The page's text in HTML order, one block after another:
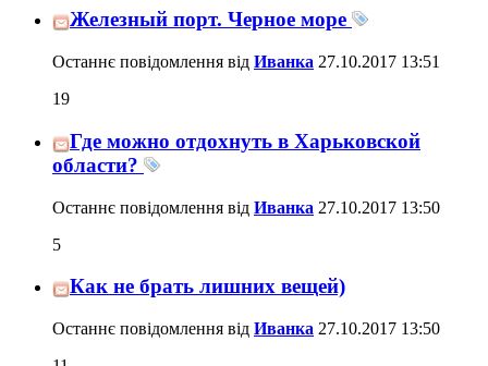
Железный порт. Черное море
Останнє повідомлення від Иванка 27.10.2017 13:51
19
Где можно отдохнуть в Харьковской
области?
Останнє повідомлення від Иванка 27.10.2017 13:50
5
Как не брать лишних вещей)
Останнє повідомлення від Иванка 27.10.2017 13:50